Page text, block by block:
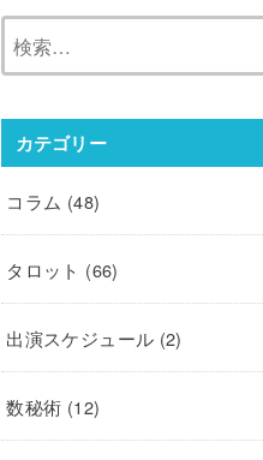
カテゴリー
コラム (48)
タロット (66)
出演スケジュール (2)
数秘術 (12)